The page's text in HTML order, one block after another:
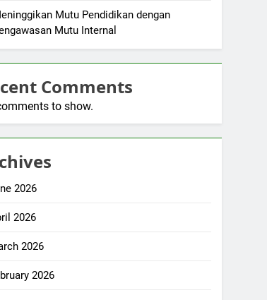
Mutu Pendidikan dengan
Mutu Internal
Comments
to show.
2026
2026
2026
2026